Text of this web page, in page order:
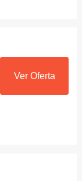
Ver Oferta